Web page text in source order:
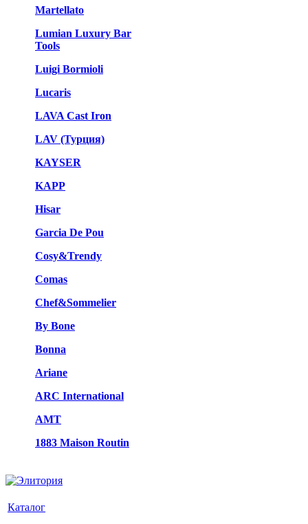
Martellato
Lumian Luxury Bar
Tools
Luigi Bormioli
Lucaris
LAVA Cast Iron
LAV (Турция)
KAYSER
KAPP
Hisar
Garcia De Pou
Cosy&Trendy
Comas
Chef&Sommelier
By Bone
Bonna
Ariane
ARC International
AMT
1883 Maison Routin
Каталог